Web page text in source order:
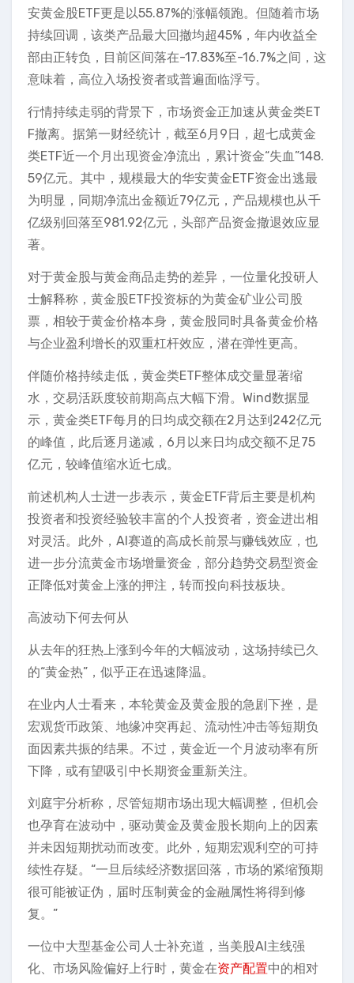
安黄金股ETF更是以55.87%的涨幅领跑。但随着市场
持续回调，该类产品最大回撤均超45%，年内收益全
部由正转负，目前区间落在-17.83%至-16.7%之间，这
意味着，高位入场投资者或普遍面临浮亏。
行情持续走弱的背景下，市场资金正加速从黄金类ET
F撤离。据第一财经统计，截至6月9日，超七成黄金
类ETF近一个月出现资金净流出，累计资金“失血”148.
59亿元。其中，规模最大的华安黄金ETF资金出逃最
为明显，同期净流出金额近79亿元，产品规模也从千
亿级别回落至981.92亿元，头部产品资金撤退效应显
著。
对于黄金股与黄金商品走势的差异，一位量化投研人
士解释称，黄金股ETF投资标的为黄金矿业公司股
票，相较于黄金价格本身，黄金股同时具备黄金价格
与企业盈利增长的双重杠杆效应，潜在弹性更高。
伴随价格持续走低，黄金类ETF整体成交量显著缩
水，交易活跃度较前期高点大幅下滑。Wind数据显
示，黄金类ETF每月的日均成交额在2月达到242亿元
的峰值，此后逐月递减，6月以来日均成交额不足75
亿元，较峰值缩水近七成。
前述机构人士进一步表示，黄金ETF背后主要是机构
投资者和投资经验较丰富的个人投资者，资金进出相
对灵活。此外，AI赛道的高成长前景与赚钱效应，也
进一步分流黄金市场增量资金，部分趋势交易型资金
正降低对黄金上涨的押注，转而投向科技板块。
高波动下何去何从
从去年的狂热上涨到今年的大幅波动，这场持续已久
的“黄金热”，似乎正在迅速降温。
在业内人士看来，本轮黄金及黄金股的急剧下挫，是
宏观货币政策、地缘冲突再起、流动性冲击等短期负
面因素共振的结果。不过，黄金近一个月波动率有所
下降，或有望吸引中长期资金重新关注。
刘庭宇分析称，尽管短期市场出现大幅调整，但机会
也孕育在波动中，驱动黄金及黄金股长期向上的因素
并未因短期扰动而改变。此外，短期宏观利空的可持
续性存疑。“一旦后续经济数据回落，市场的紧缩预期
很可能被证伪，届时压制黄金的金融属性将得到修
复。”
一位中大型基金公司人士补充道，当美股AI主线强
化、市场风险偏好上行时，黄金在资产配置中的相对